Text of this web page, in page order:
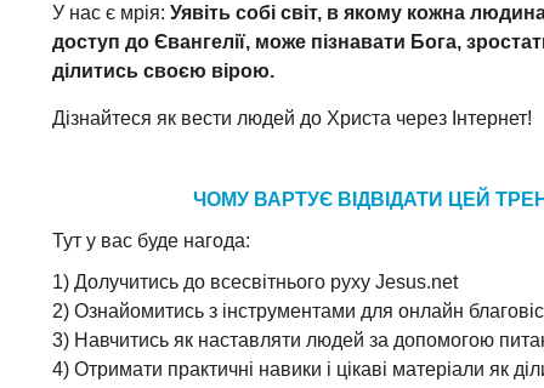
У нас є мрія: Уявіть собі світ, в якому кожна
доступ до Євангелії, може пізнавати Бога,
ділитись своєю вірою.
Дізнайтеся як вести людей до Христа через Інтернет!
ЧОМУ ВАРТУЄ ВІДВІДАТИ ЦЕЙ
Тут у вас буде нагода:
1) Долучитись до всесвітнього руху Jesus.net
2) Ознайомитись з інструментами для онлайн
3) Навчитись як наставляти людей за допомогою
4) Отримати практичні навики і цікаві матеріали як